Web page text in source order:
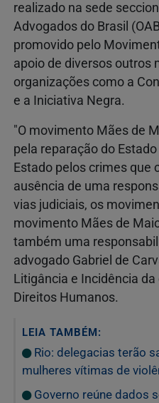
realizado na sede
Advogados do Brasil
promovido pelo
apoio de diversos outros
organizações como a
e a Iniciativa Negra.
"O movimento Mães de
pela reparação do
Estado pelos crimes que
ausência de uma
vias judiciais, os
movimento Mães de
também uma
advogado Gabriel de
Litigância e Incidência
Direitos Humanos.
LEIA TAMBÉM:
Rio: delegacias terão
mulheres vítimas de
Governo reúne dados